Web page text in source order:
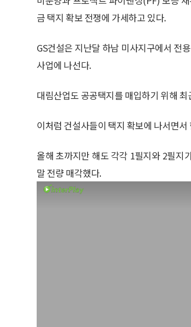
금 택지 확보 전쟁에 가세하고 있다.
GS건설은 지난달 하남 미사지구에서 전
사업에 나선다.
대림산업도 공공택지를 매입하기 위해
이처럼 건설사들이 택지 확보에 나서면
올해 초까지만 해도 각각 1필지와 2필지
말 전량 매각했다.